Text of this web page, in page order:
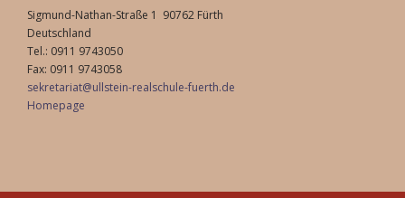
Sigmund-Nathan-Straße 1 90762 Fürth
Deutschland
Tel.: 0911 9743050
Fax: 0911 9743058
sekretariat@ullstein-realschule-fuerth.de
Homepage